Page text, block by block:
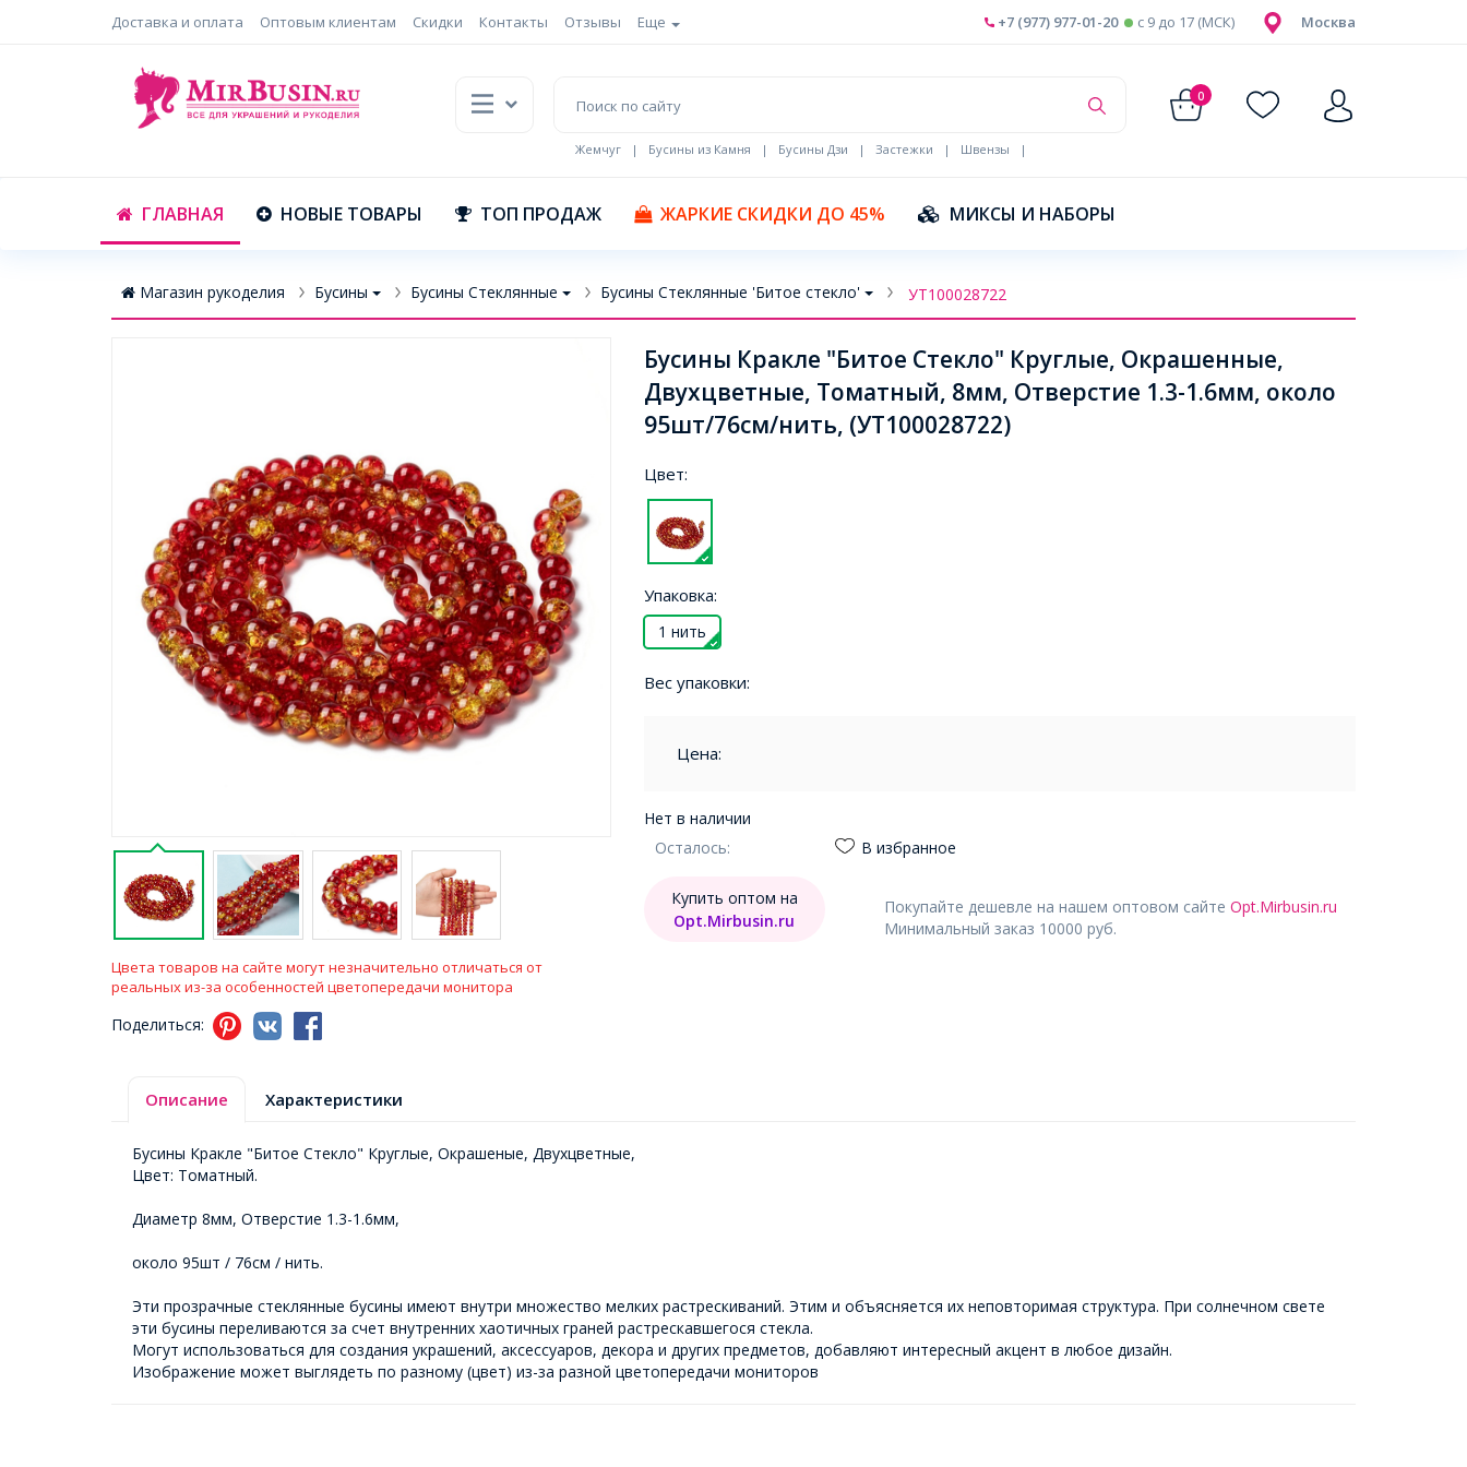
Доставка и оплата Оптовым клиентам Скидки Контакты Отзывы Еще Москва
+7 (977) 977-01-20 c 9 до 17 (МСК)
0
Жемчуг | Бусины из Камня | Бусины Дзи | Застежки | Швензы
|
ГЛАВНАЯ НОВЫЕ ТОВАРЫ ТОП ПРОДАЖ ЖАРКИЕ СКИДКИ ДО 45% МИКСЫ И НАБОРЫ
Магазин рукоделия Бусины Бусины Стеклянные Бусины Стеклянные 'Битое стекло' УТ100028722
Цвета товаров на сайте могут незначительно отличаться от
реальных из-за особенностей цветопередачи монитора
Поделиться:
Бусины Кракле "Битое Стекло" Круглые, Окрашенные,
Двухцветные, Томатный, 8мм, Отверстие 1.3-1.6мм, около
95шт/76см/нить, (УТ100028722)
Цвет:
Упаковка:
1 нить
Вес упаковки:
Цена:
Нет в наличии
Осталось:
В избранное
Покупайте дешевле на нашем оптовом сайте Opt.Mirbusin.ru
Минимальный заказ 10000 руб.
Купить оптом на
Opt.Mirbusin.ru
Описание Характеристики
Бусины Кракле "Битое Стекло" Круглые, Окрашеные, Двухцветные,
Цвет: Томатный.
Диаметр 8мм, Отверстие 1.3-1.6мм,
около 95шт / 76см / нить.
Эти прозрачные стеклянные бусины имеют внутри множество мелких растрескиваний. Этим и объясняется их неповторимая структура. При солнечном свете
эти бусины переливаются за счет внутренних хаотичных граней растрескавшегося стекла.
Могут использоваться для создания украшений, аксессуаров, декора и других предметов, добавляют интересный акцент в любое дизайн.
Изображение может выглядеть по разному (цвет) из-за разной цветопередачи мониторов